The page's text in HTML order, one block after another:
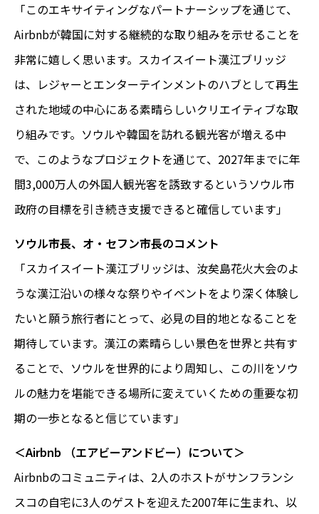
「このエキサイティングなパートナーシップを通じて、
Airbnbが韓国に対する継続的な取り組みを示せることを
非常に嬉しく思います。スカイスイート漢江ブリッジ
は、レジャーとエンターテインメントのハブとして再生
された地域の中心にある素晴らしいクリエイティブな取
り組みです。ソウルや韓国を訪れる観光客が増える中
で、このようなプロジェクトを通じて、2027年までに年
間3,000万人の外国人観光客を誘致するというソウル市
政府の目標を引き続き支援できると確信しています」
ソウル市長、オ・セフン市長のコメント
「スカイスイート漢江ブリッジは、汝矣島花火大会のよ
うな漢江沿いの様々な祭りやイベントをより深く体験し
たいと願う旅行者にとって、必見の目的地となることを
期待しています。漢江の素晴らしい景色を世界と共有す
ることで、ソウルを世界的により周知し、この川をソウ
ルの魅力を堪能できる場所に変えていくための重要な初
期の一歩となると信じています」
＜Airbnb （エアビーアンドビー）について＞
Airbnbのコミュニティは、2人のホストがサンフランシ
スコの自宅に3人のゲストを迎えた2007年に生まれ、以